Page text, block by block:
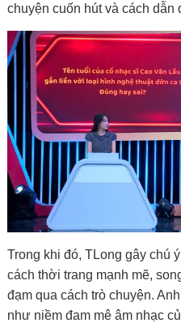
chuyện cuốn hút và cách dẫn
Trong khi đó, TLong gây chú
cách thời trang mạnh mẽ,
đạm qua cách trò chuyện.
như niềm đam mê âm nhạc